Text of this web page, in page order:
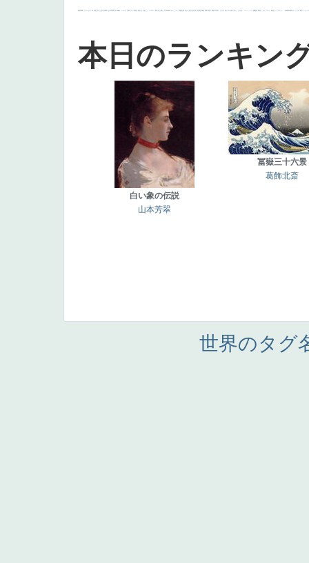
画質 last ヴィーナス 剣 白人少女 食事中 山本芳翠 麦 alciato ハーレム 女神 ローマ教皇 奥行き 火起こし シスター 東方の三博士 114514 かっこいい 受胎告知 天から覗き込む顔 設計図 挿絵 群衆 親子 裸婦 可愛い ピサロ ＃名画で学ぶ「たるみ」 ニーソックス 躍動感 黄色 こわい コート 畦道 レンブラント・ sekkusu 暖かい バブみ 靴下 ショッ
本日のランキン
白い象の伝説
山本芳翠
冨嶽三十六景
葛飾北斎
世界のタグ